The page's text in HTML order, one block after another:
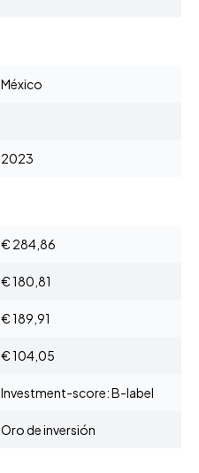
México
2023
€ 284,86
€ 180,81
€ 189,91
€ 104,05
Investment-score: B-label
Oro de inversión